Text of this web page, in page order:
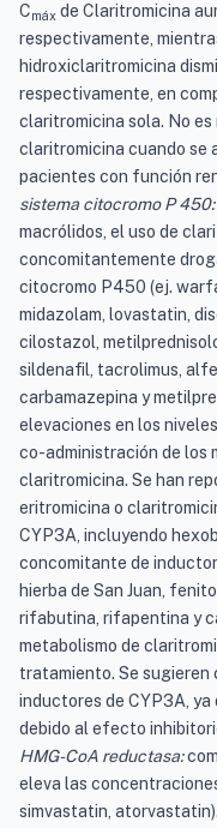
Cmáx de Claritromicina
respectivamente,
hidroxiclaritromicina
respectivamente, en
claritromicina sola. No
claritromicina cuando se
pacientes con función
sistema citocromo P 450:
macrólidos, el uso de
concomitantemente
citocromo P450 (ej.
midazolam, lovastatin,
cilostazol,
sildenafil, tacrolimus,
carbamazepina y
elevaciones en los
co-administración de los
claritromicina. Se han
eritromicina o
CYP3A, incluyendo
concomitante de
hierba de San Juan,
rifabutina, rifapentina y
metabolismo de
tratamiento. Se sugieren
inductores de CYP3A,
debido al efecto
HMG-CoA reductasa:
eleva las
simvastatin,